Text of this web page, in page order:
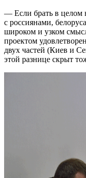
— Если брать в целом
с россиянами,
широком и узком
проектом
двух частей (Киев и
этой разнице скрыт